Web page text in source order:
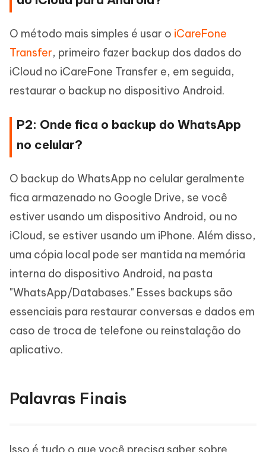
O método mais simples é usar o iCareFone
Transfer, primeiro fazer backup dos dados do
iCloud no iCareFone Transfer e, em seguida,
restaurar o backup no dispositivo Android.
P2: Onde fica o backup do WhatsApp
no celular?
O backup do WhatsApp no celular geralmente
fica armazenado no Google Drive, se você
estiver usando um dispositivo Android, ou no
iCloud, se estiver usando um iPhone. Além disso,
uma cópia local pode ser mantida na memória
interna do dispositivo Android, na pasta
"WhatsApp/Databases." Esses backups são
essenciais para restaurar conversas e dados em
caso de troca de telefone ou reinstalação do
aplicativo.
Palavras Finais
Isso é tudo o que você precisa saber sobre